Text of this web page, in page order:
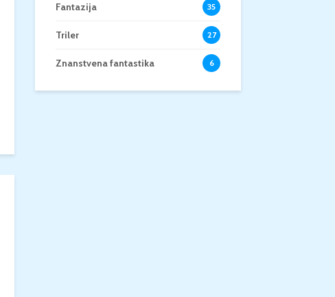
Fantazija 35
Triler 27
Znanstvena fantastika 6